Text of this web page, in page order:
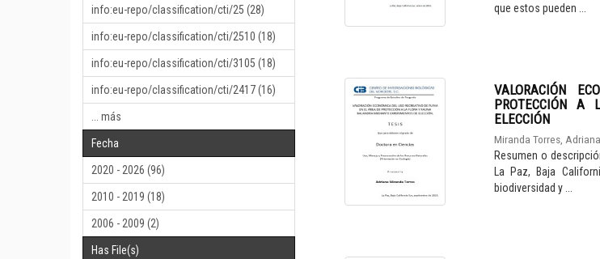
info:eu-repo/classification/cti/25 (28)
info:eu-repo/classification/cti/2510 (18)
info:eu-repo/classification/cti/3105 (18)
info:eu-repo/classification/cti/2417 (16)
... más
Fecha
2020 - 2026 (96)
2010 - 2019 (18)
2006 - 2009 (2)
Has File(s)
que estos pueden ...
VALORACIÓN
PROTECCIÓN A
ELECCIÓN
Miranda Torres, Adriana
Resumen o
La Paz, Baja
biodiversidad y ...